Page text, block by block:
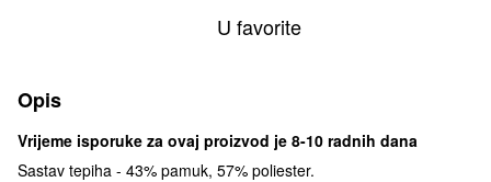
U favorite
Opis
Vrijeme isporuke za ovaj proizvod je 8-10 radnih dana
Sastav tepiha - 43% pamuk, 57% poliester.